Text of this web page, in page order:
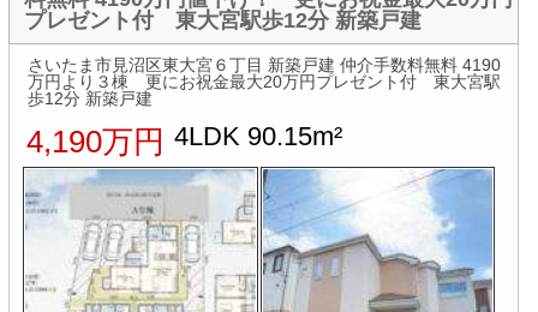
プレゼント付 東大宮駅歩12分 新築戸建
さいたま市見沼区東大宮６丁目 新築戸建 仲介手数料無料 4190
万円より３棟 更にお祝金最大20万円プレゼント付 東大宮駅
歩12分 新築戸建
4,190万円 4LDK 90.15m²